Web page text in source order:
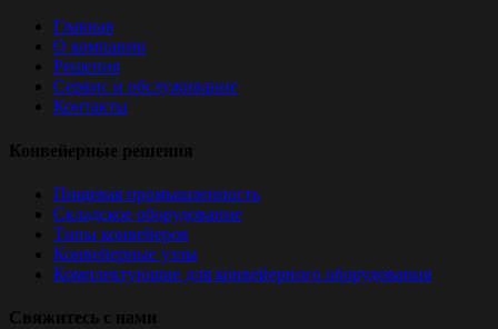
Главная
О компании
Решения
Сервис и обслуживание
Контакты
Конвейерные решения
Пищевая промышленность
Складское оборудование
Типы конвейеров
Конвейерные узлы
Комплектующие для конвейерного оборудования
Свяжитесь с нами